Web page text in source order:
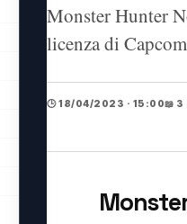
Monster Hunter
licenza di
🕒 18/04/2023 · 15:00📖 3